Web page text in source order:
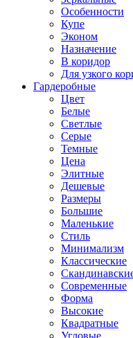
Особенности
Купе
Эконом
Назначение
В коридор
Для узкого
Гардеробные
Цвет
Белые
Светлые
Серые
Темные
Цена
Элитные
Дешевые
Размеры
Большие
Маленькие
Стиль
Минимализм
Классические
Современные
Форма
Высокие
Квадратные
Угловые